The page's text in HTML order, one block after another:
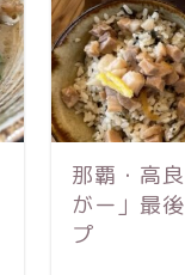
那覇・高
がー」最
プ